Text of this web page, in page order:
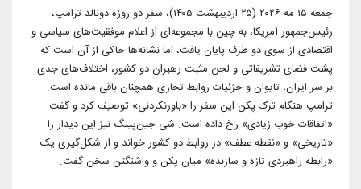
شعب و نمایندگان
شورای مرکزی
دانلود
تماس با ما
آختار
جمعه ۱۵ مه ۲۰۲۶ (۲۵ اردیبهشت ۱۴۰۵)، سفر دو روزه دونالد ترامپ،
رئیس‌جمهور آمریکا، به چین با مجموعه‌ای از اعلام موفقیت‌های سیاسی و
اقتصادی از سوی دو طرف پایان یافت، اما نشانه‌ها حاکی از آن است که
پشت فضای تشریفاتی و لحن مثبت رهبران دو کشور، اختلاف‌های جدی
بر سر ایران، تایوان و جزئیات روابط تجاری همچنان باقی مانده است.
ترامپ هنگام ترک پکن این سفر را «باورنکردنی» توصیف کرد و گفت
«اتفاقات خوب زیادی» رخ داده است. شی جین‌پینگ نیز این دیدار را
«تاریخی» و «نقطه عطف» در روابط دو کشور خواند و از شکل‌گیری یک
«رابطه راهبردی تازه و سازنده» میان پکن و واشنگتن سخن گفت.